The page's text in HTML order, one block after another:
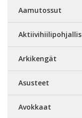
Aamutossut
Arkikengät
Asusteet
Avokkaat